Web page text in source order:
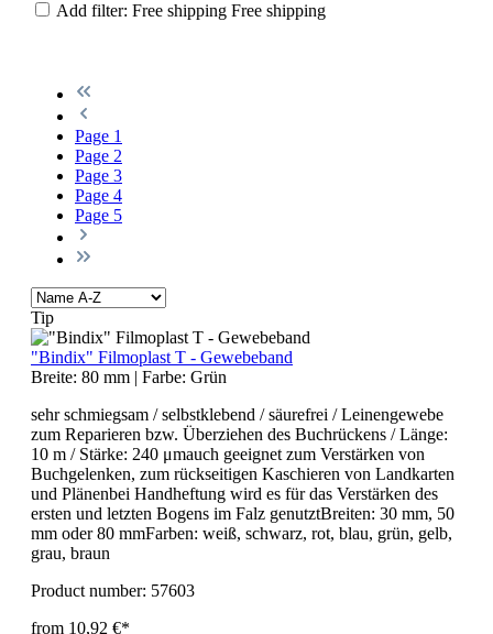
Add filter: Free shipping Free shipping
Page 1
Page 2
Page 3
Page 4
Page 5
Tip
"Bindix" Filmoplast T - Gewebeband
Breite: 80 mm | Farbe: Grün
sehr schmiegsam / selbstklebend / säurefrei / Leinengewebe
zum Reparieren bzw. Überziehen des Buchrückens / Länge:
10 m / Stärke: 240 μmauch geeignet zum Verstärken von
Buchgelenken, zum rückseitigen Kaschieren von Landkarten
und Plänenbei Handheftung wird es für das Verstärken des
ersten und letzten Bogens im Falz genutztBreiten: 30 mm, 50
mm oder 80 mmFarben: weiß, schwarz, rot, blau, grün, gelb,
grau, braun
Product number: 57603
from 10,92 €*